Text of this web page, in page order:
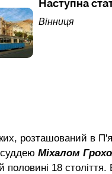
Наступна
Вінниця
розташований в
Міхалом
18 століття.